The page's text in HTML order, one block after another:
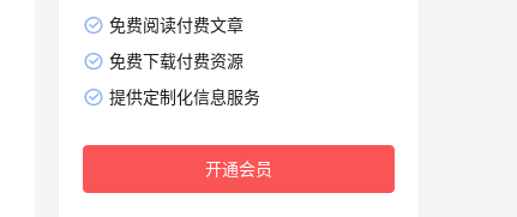
免费阅读付费文章
免费下载付费资源
提供定制化信息服务
开通会员